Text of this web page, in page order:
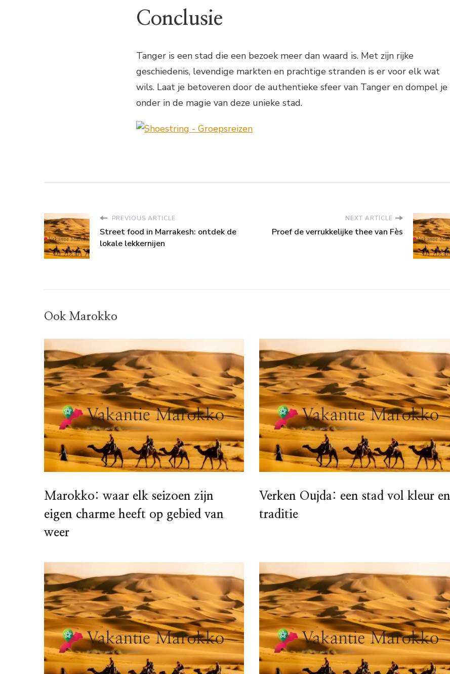
Conclusie
Tanger is een stad die een bezoek meer dan waard is. Met zijn rijke
geschiedenis, levendige markten en prachtige stranden is er voor elk wat
wils. Laat je betoveren door de authentieke sfeer van Tanger en dompel je
onder in de magie van deze unieke stad.
PREVIOUS ARTICLE
Street food in Marrakesh: ontdek de
lokale lekkernijen
NEXT ARTICLE
Proef de verrukkelijke thee van Fès
Ook Marokko
Marokko: waar elk seizoen zijn
eigen charme heeft op gebied van
weer
Verken Oujda: een stad vol kleur en
traditie